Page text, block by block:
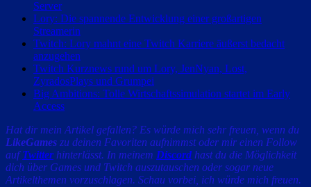
Server
Lory: Die spannende Entwicklung einer großartigen
Streamerin
Twitch: Lory mahnt eine Twitch Karriere äußerst bedacht
anzugehen
Twitch Kurznews rund um Lory, JenNyan, Lost,
ZyradosPlays und Grumpei
Big Ambitions: Tolle Wirtschaftssimulation startet im Early
Access
Hat dir mein Artikel gefallen? Es würde mich sehr freuen, wenn du
LikeGames zu deinen Favoriten aufnimmst oder mir einen Follow
aufTwitter hinterlässt. In meinem Discord hast du die Möglichkeit
dich über Games und Twitch auszutauschen oder sogar neue
Artikelthemen vorzuschlagen. Schau vorbei, ich würde mich freuen.